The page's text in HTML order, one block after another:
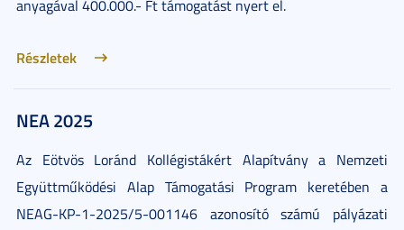
anyagával 400.000.- Ft támogatást nyert el.
Részletek
NEA 2025
Az Eötvös Loránd Kollégistákért Alapítvány a Nemzeti
Együttműködési Alap Támogatási Program keretében a
NEAG-KP-1-2025/5-001146 azonosító számú pályázati